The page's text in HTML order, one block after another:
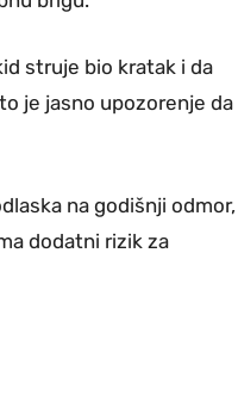
struje bio kratak i da
je jasno upozorenje da
na godišnji odmor,
dodatni rizik za